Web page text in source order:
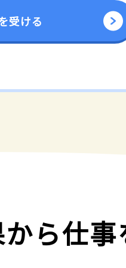
受ける
ら仕